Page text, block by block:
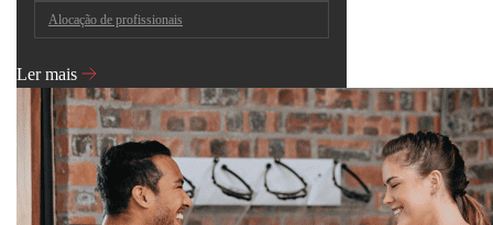
Alocação de profissionais
Ler mais